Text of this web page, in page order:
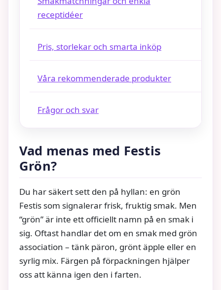
receptidéer
Pris, storlekar och smarta inköp
Våra rekommenderade produkter
Frågor och svar
Vad menas med Festis
Grön?
Du har säkert sett den på hyllan: en grön
Festis som signalerar frisk, fruktig smak. Men
“grön” är inte ett officiellt namn på en smak i
sig. Oftast handlar det om en smak med grön
association – tänk päron, grönt äpple eller en
syrlig mix. Färgen på förpackningen hjälper
oss att känna igen den i farten.